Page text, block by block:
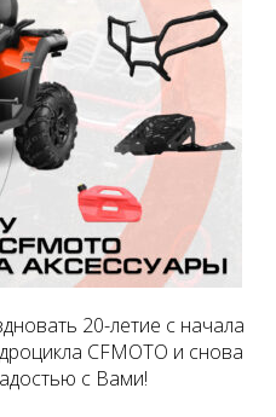
20-летие с начала
CFMOTO и снова
с Вами!